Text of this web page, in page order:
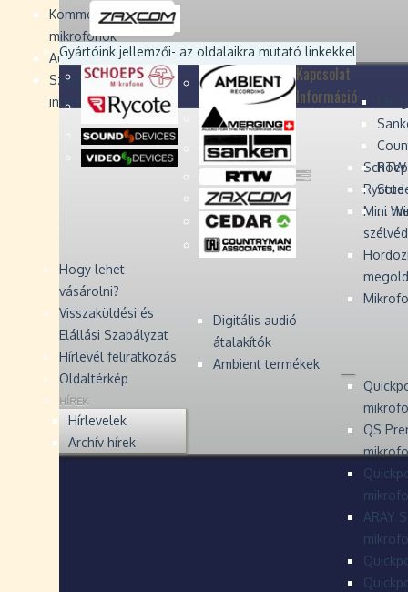
Kommentátor-
mikrofonok
Audio Monitors
Számítógépes audió
interfész
Rycote
Mini
Digitális audió
átalakítók
Ambient termékek
QS
ARAY
...
Devices
Devices
Zaxcom
Zaxcom
Gyártóink jellemzői- az oldalaikra mutató linkekkel
Kapcsolat
Információ
Hogy lehet
vásárolni?
Visszaküldési és
Elállási Szabályzat
Hírlevél feliratkozás
Oldaltérkép
HÍREK
Hírlevelek
Archív hírek